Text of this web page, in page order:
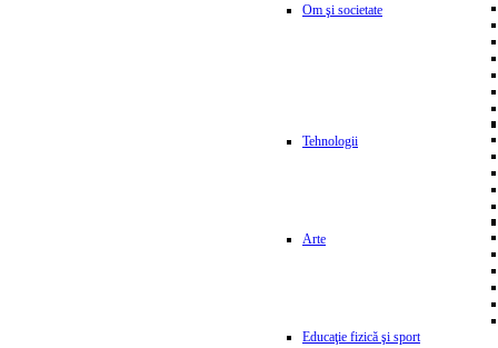
Om şi societate
Tehnologii
Arte
Educaţie fizică şi sport